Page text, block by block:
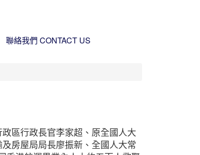
聯絡我們 CONTACT US
區行政長官李家超、原全國人大
房屋局局長廖振新、全國人大常